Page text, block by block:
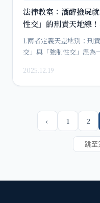
法律教室：酒醉撿屍
性交」的刑責天地線
1.兩者定義天差地別：刑
交」與「強制性交」混為
2025.12.19
‹ 1 2